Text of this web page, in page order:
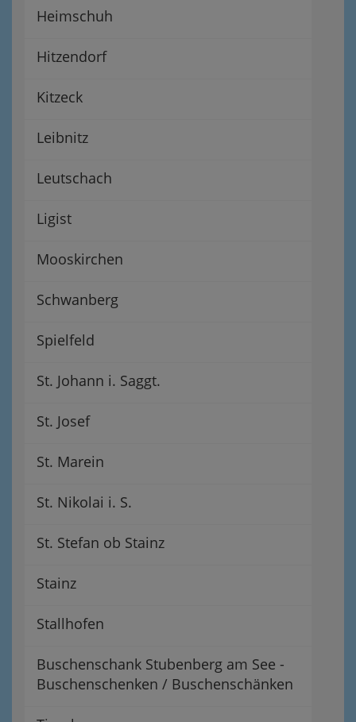
Heimschuh
Hitzendorf
Kitzeck
Leibnitz
Leutschach
Ligist
Mooskirchen
Schwanberg
Spielfeld
St. Johann i. Saggt.
St. Josef
St. Marein
St. Nikolai i. S.
St. Stefan ob Stainz
Stainz
Stallhofen
Buschenschank Stubenberg am See -
Buschenschenken / Buschenschänken